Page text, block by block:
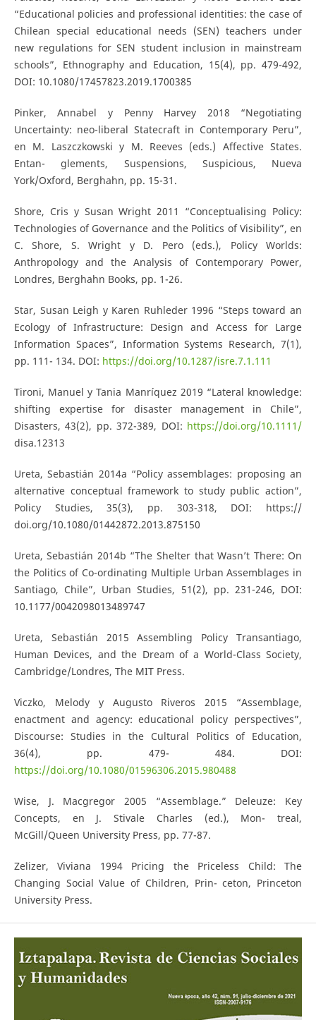
“Educational policies and professional identities: the case of
Chilean special educational needs (SEN) teachers under
new regulations for SEN student inclusion in mainstream
schools”, Ethnography and Education, 15(4), pp. 479-492,
DOI: 10.1080/17457823.2019.1700385
Pinker, Annabel y Penny Harvey 2018 “Negotiating
Uncertainty: neo-liberal Statecraft in Contemporary Peru”,
en M. Laszczkowski y M. Reeves (eds.) Affective States.
Entan- glements, Suspensions, Suspicious, Nueva
York/Oxford, Berghahn, pp. 15-31.
Shore, Cris y Susan Wright 2011 “Conceptualising Policy:
Technologies of Governance and the Politics of Visibility”, en
C. Shore, S. Wright y D. Pero (eds.), Policy Worlds:
Anthropology and the Analysis of Contemporary Power,
Londres, Berghahn Books, pp. 1-26.
Star, Susan Leigh y Karen Ruhleder 1996 “Steps toward an
Ecology of Infrastructure: Design and Access for Large
Information Spaces”, Information Systems Research, 7(1),
pp. 111- 134. DOI: https://doi.org/10.1287/isre.7.1.111
Tironi, Manuel y Tania Manríquez 2019 “Lateral knowledge:
shifting expertise for disaster management in Chile”,
Disasters, 43(2), pp. 372-389, DOI: https://doi.org/10.1111/
disa.12313
Ureta, Sebastián 2014a “Policy assemblages: proposing an
alternative conceptual framework to study public action”,
Policy Studies, 35(3), pp. 303-318, DOI: https://
doi.org/10.1080/01442872.2013.875150
Ureta, Sebastián 2014b “The Shelter that Wasn’t There: On
the Politics of Co-ordinating Multiple Urban Assemblages in
Santiago, Chile”, Urban Studies, 51(2), pp. 231-246, DOI:
10.1177/0042098013489747
Ureta, Sebastián 2015 Assembling Policy Transantiago,
Human Devices, and the Dream of a World-Class Society,
Cambridge/Londres, The MIT Press.
Viczko, Melody y Augusto Riveros 2015 “Assemblage,
enactment and agency: educational policy perspectives”,
Discourse: Studies in the Cultural Politics of Education,
36(4), pp. 479- 484. DOI:
https://doi.org/10.1080/01596306.2015.980488
Wise, J. Macgregor 2005 “Assemblage.” Deleuze: Key
Concepts, en J. Stivale Charles (ed.), Mon- treal,
McGill/Queen University Press, pp. 77-87.
Zelizer, Viviana 1994 Pricing the Priceless Child: The
Changing Social Value of Children, Prin- ceton, Princeton
University Press.